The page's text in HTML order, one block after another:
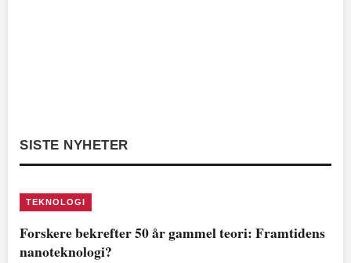
SISTE NYHETER
TEKNOLOGI
Forskere bekrefter 50 år gammel teori: Framtidens
nanoteknologi?